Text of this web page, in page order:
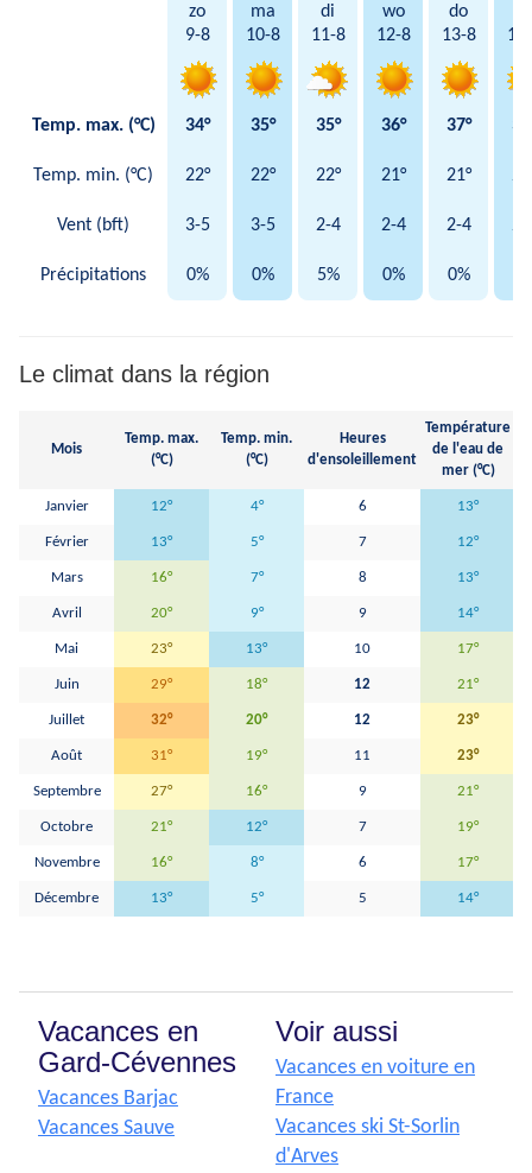
zo
9-8
ma
10-8
di
11-8
wo
12-8
do
13-8
Temp. max. (°C) 34° 35° 35° 36° 37°
Temp. min. (°C) 22° 22° 22° 21° 21°
Vent (bft) 3-5 3-5 2-4 2-4 2-4 2-
Précipitations 0% 0% 5% 0% 0%
Le climat dans la région
Mois
Temp. max.
(°C)
Temp. min.
(°C)
Heures
d'ensoleillement
Température
de l'eau de
mer (°C)
Janvier 12° 4° 6 13°
Février 13° 5° 7 12°
Mars 16° 7° 8 13°
Avril 20° 9° 9 14°
Mai 23° 13° 10 17°
Juin 29° 18° 12 21°
Juillet 32° 20° 12 23°
Août 31° 19° 11 23°
Septembre 27° 16° 9 21°
Octobre 21° 12° 7 19°
Novembre 16° 8° 6 17°
Décembre 13° 5° 5 14°
Vacances en
Gard-Cévennes
Vacances Barjac
Vacances Sauve
Voir aussi
Vacances en voiture en
France
Vacances ski St-Sorlin
d'Arves